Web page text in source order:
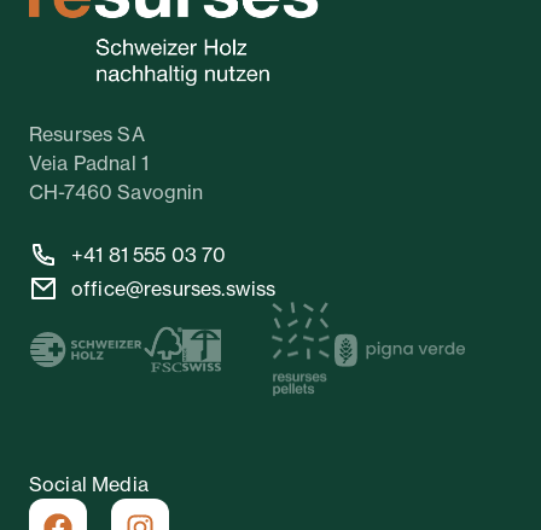
Resurses SA
Veia Padnal 1
CH-7460 Savognin
+41 81 555 03 70
office@resurses.swiss
Social Media